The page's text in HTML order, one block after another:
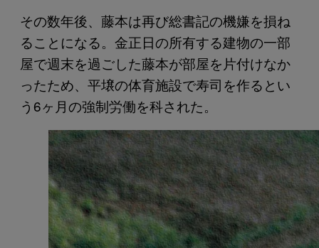
その数年後、藤本は再び総書記の機嫌を損ね
ることになる。金正日の所有する建物の一部
屋で週末を過ごした藤本が部屋を片付けなか
ったため、平壌の体育施設で寿司を作るとい
う6ヶ月の強制労働を科された。